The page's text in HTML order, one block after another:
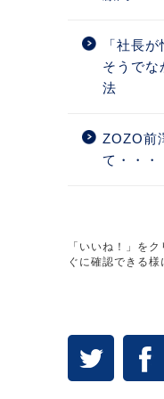
「社長
そうでな
法
ZOZO前
て・・・
「いいね！」を
ぐに確認できる様